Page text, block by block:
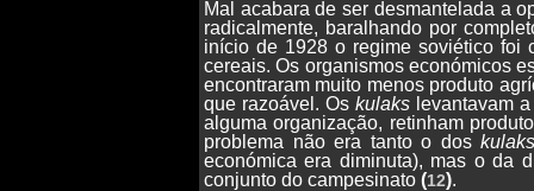
Mal acabara de ser desmantelada a
radicalmente, baralhando por
início de 1928 o regime soviético foi
cereais. Os organismos económicos
encontraram muito menos produto
que razoável. Os kulakslevantavam a
alguma organização, retinham
problema não era tanto o dos kulaks
económica era diminuta), mas o da
conjunto do campesinato (12).